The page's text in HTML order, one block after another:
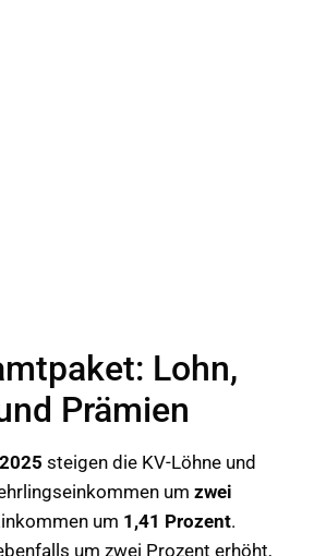
Lohn,
Prämien
steigen die KV-Löhne und
um zwei
um 1,41 Prozent.
um zwei Prozent erhöht,